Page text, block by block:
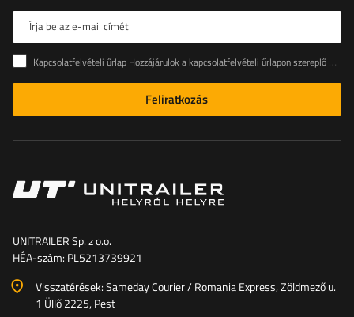
Írja be az e-mail címét
Kapcsolatfelvételi űrlap Hozzájárulok a kapcsolatfelvételi űrlapon szereplő személyes adataimnak az Európai Parlament és a Tanács (EU) rendeletével összhangban történő kezeléséhez
Feliratkozás
UNITRAILER Sp. z o.o.
HÉA-szám: PL5213739921
Visszatérések: Sameday Courier / Romania Express, Zöldmező u.
1 Üllő 2225, Pest